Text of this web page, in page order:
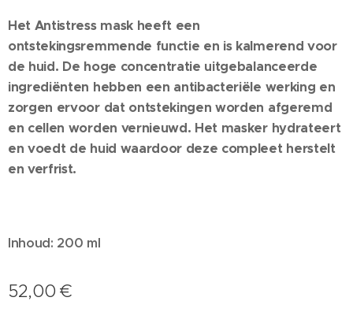
Het Antistress mask heeft een
ontstekingsremmende functie en is kalmerend voor
de huid. De hoge concentratie uitgebalanceerde
ingrediënten hebben een antibacteriële werking en
zorgen ervoor dat ontstekingen worden afgeremd
en cellen worden vernieuwd. Het masker hydrateert
en voedt de huid waardoor deze compleet herstelt
en verfrist.
Inhoud: 200 ml
52,00 €